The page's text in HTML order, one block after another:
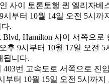
사이 토론토행 퀸 엘리자베
부터 10월 14일 오전 5시까
.
Blvd, Hamilton 사이 서쪽으로
후 9시부터 10월 17일 오전 5
됩니다.
번 고속도로 서쪽으로 진
부터 10월 15일 오전 5시까지